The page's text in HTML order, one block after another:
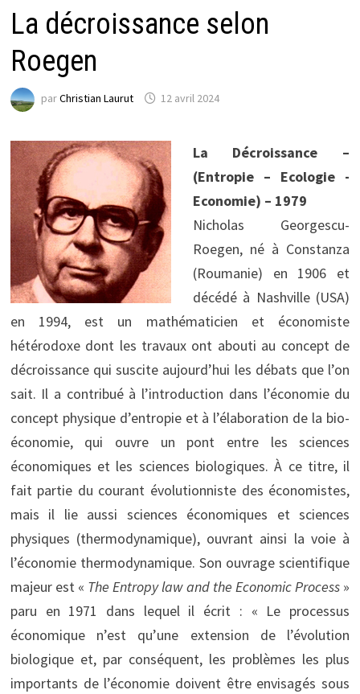
La décroissance selon
Roegen
parChristian Laurut 12 avril 2024
La Décroissance –
(Entropie – Ecologie -
Economie) – 1979
Nicholas Georgescu-
Roegen, né à Constanza
(Roumanie) en 1906 et
décédé à Nashville (USA)
en 1994, est un mathématicien et économiste
hétérodoxe dont les travaux ont abouti au concept de
décroissance qui suscite aujourd’hui les débats que l’on
sait. Il a contribué à l’introduction dans l’économie du
concept physique d’entropie et à l’élaboration de la bio-
économie, qui ouvre un pont entre les sciences
économiques et les sciences biologiques. À ce titre, il
fait partie du courant évolutionniste des économistes,
mais il lie aussi sciences économiques et sciences
physiques (thermodynamique), ouvrant ainsi la voie à
l’économie thermodynamique. Son ouvrage scientifique
majeur est « The Entropy law and the Economic Process »
paru en 1971 dans lequel il écrit : « Le processus
économique n’est qu’une extension de l’évolution
biologique et, par conséquent, les problèmes les plus
importants de l’économie doivent être envisagés sous